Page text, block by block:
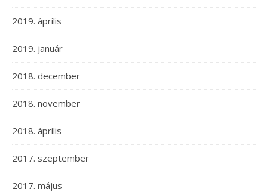
2019. április
2019. január
2018. december
2018. november
2018. április
2017. szeptember
2017. május